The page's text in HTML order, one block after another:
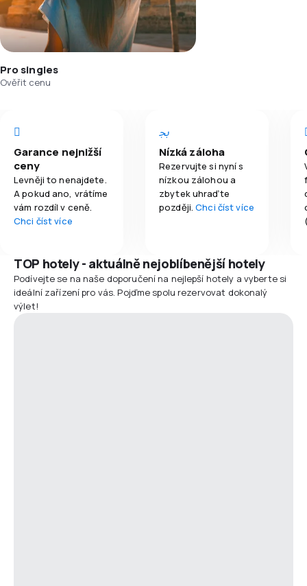
Pro singles
Ověřit cenu
Garance nejnižší
ceny
Levněji to nenajdete.
A pokud ano, vrátíme
vám rozdíl v ceně.
Chci číst více
Nízká záloha
Rezervujte si nyní s
nízkou zálohou a
zbytek uhraďte
později.Chci číst více
TOP hotely - aktuálně nejoblíbenější hotely
Podívejte se na naše doporučení na nejlepší hotely a vyberte si
ideální zařízení pro vás. Pojďme spolu rezervovat dokonalý
výlet!